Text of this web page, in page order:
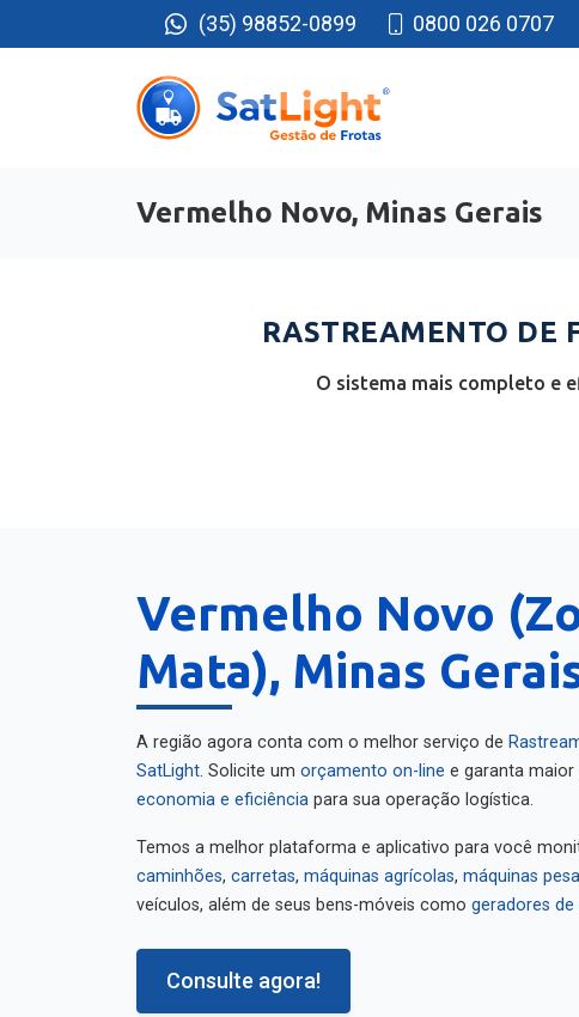
(35) 98852-0899 0800 026 0707
Vermelho Novo, Minas Gerais
RASTREAMENTO DE
O sistema mais completo e
Vermelho Novo
Mata), Minas
A região agora conta com o melhor serviço de
SatLight. Solicite um orçamento on-line e garanta maior
economia e eficiência para sua operação logística.
Temos a melhor plataforma e aplicativo para você
caminhões, carretas, máquinas agrícolas, máquinas
veículos, além de seus bens-móveis como geradores de
Consulte agora!